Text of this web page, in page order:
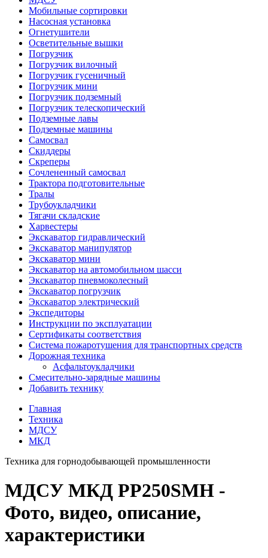
Мобильные сортировки
Насосная установка
Огнетушители
Осветительные вышки
Погрузчик
Погрузчик вилочный
Погрузчик гусеничный
Погрузчик мини
Погрузчик подземный
Погрузчик телескопический
Подземные лавы
Подземные машины
Самосвал
Скиддеры
Скреперы
Сочлененный самосвал
Трактора подготовительные
Тралы
Трубоукладчики
Тягачи складские
Харвестеры
Экскаватор гидравлический
Экскаватор манипулятор
Экскаватор мини
Экскаватор на автомобильном шасси
Экскаватор пневмоколесный
Экскаватор погрузчик
Экскаватор электрический
Экспедиторы
Инструкции по эксплуатации
Сертификаты соответствия
Система пожаротушения для транспортных средств
Дорожная техника
Асфальтоукладчики
Смесительно-зарядные машины
Добавить технику
Главная
Техника
МДСУ
МКД
Техника для горнодобывающей промышленности
МДСУ МКД PP250SMH -
Фото, видео, описание,
характеристики